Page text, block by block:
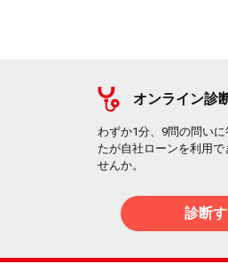
オンライン診
わずか1分、9問の問い
たが自社ローンを利用で
せんか。
診断